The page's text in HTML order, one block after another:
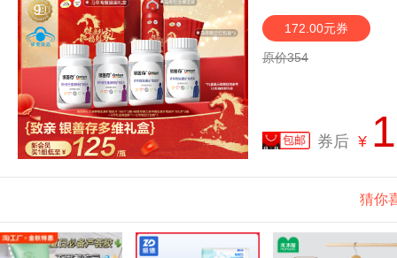
172.00元券
原价354
券后 ¥
猜你